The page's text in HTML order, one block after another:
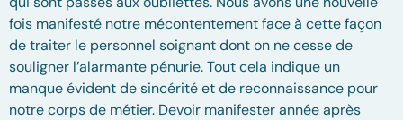
fois manifesté notre mécontentement face à cette façon
de traiter le personnel soignant dont on ne cesse de
souligner l’alarmante pénurie. Tout cela indique un
manque évident de sincérité et de reconnaissance pour
notre corps de métier. Devoir manifester année après